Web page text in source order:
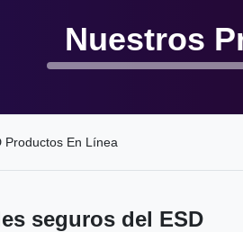
Nuestros
Productos En Línea
seguros del ESD